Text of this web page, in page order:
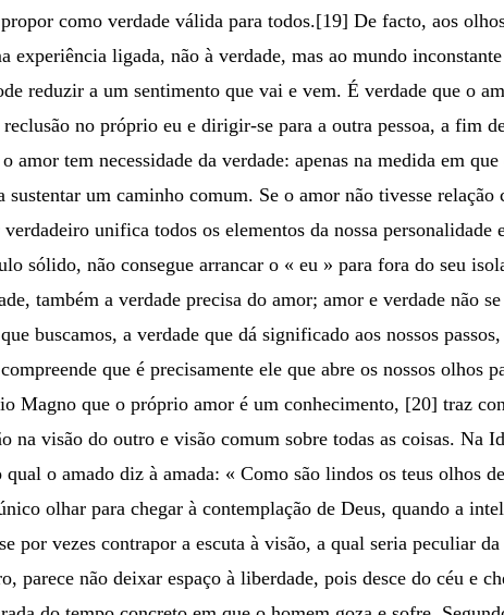
como verdade válida para todos.[19] De facto, aos
ligada, não à verdade, mas ao mundo
reduzir a um sentimento que vai e vem. É verdade que o
no próprio eu e dirigir-se para a outra pessoa, a fim
amor tem necessidade da verdade: apenas na medida em
um caminho comum. Se o amor não tivesse
unifica todos os elementos da nossa
sólido, não consegue arrancar o « eu » para fora do seu
também a verdade precisa do amor; amor e verdade não
buscamos, a verdade que dá significado aos nossos
que é precisamente ele que abre os nossos
Magno que o próprio amor é um conhecimento, [20] traz
na visão do outro e visão comum sobre todas as coisas. Na
o amado diz à amada: « Como são lindos os teus
olhar para chegar à contemplação de Deus, quando a
por vezes contrapor a escuta à visão, a qual seria peculiar
parece não deixar espaço à liberdade, pois desce do céu e